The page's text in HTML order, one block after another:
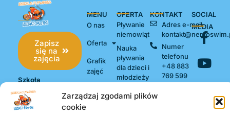
Zarządzaj zgodami plików
cookie
Zapisz
się na
zajęcia
Szkoła
Pływania Nemo
Swim
MENU
O nas
Oferta
Grafik
zajęć
OFERTA
Pływanie
niemowląt
Nauka
pływania
dla dzieci i
młodzieży
Nauka
pływania
KONTAKT
Adres e-mail
Numer
telefonu
+48 883
769 599
SOCIAL
MEDIA